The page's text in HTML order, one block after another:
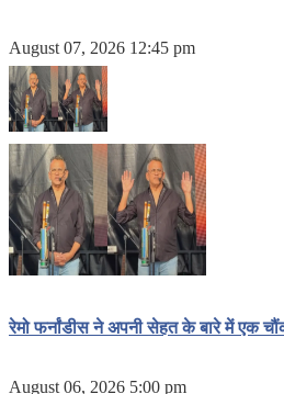
August 07, 2026 12:45 pm
रेमो फर्नांडीस ने अपनी सेहत के बारे में एक
August 06, 2026 5:00 pm